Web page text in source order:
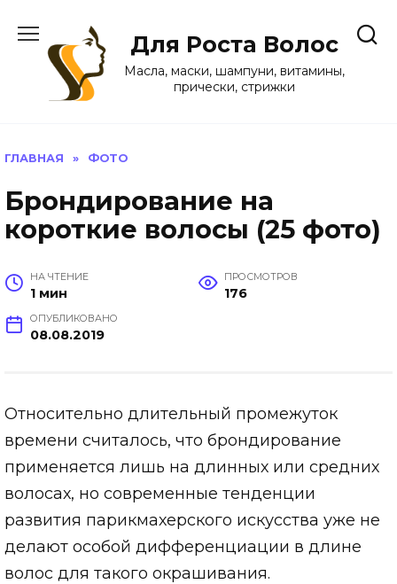
содержанию
Для Роста Волос
Масла, маски, шампуни, витамины,
прически, стрижки
ГЛАВНАЯ » ФОТО
Брондирование на
короткие волосы (25 фото)
НА ЧТЕНИЕ
1 мин
ПРОСМОТРОВ
176
ОПУБЛИКОВАНО
08.08.2019
Относительно длительный промежуток
времени считалось, что брондирование
применяется лишь на длинных или средних
волосах, но современные тенденции
развития парикмахерского искусства уже не
делают особой дифференциации в длине
волос для такого окрашивания.